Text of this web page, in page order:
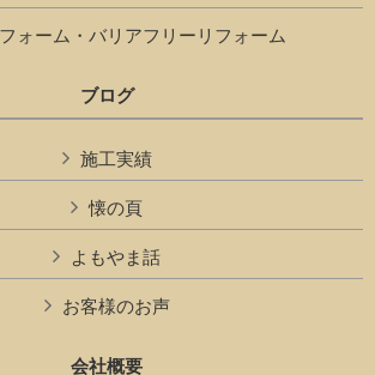
ォーム・バリアフリーリフォーム
ブログ
施工実績
懐の頁
よもやま話
お客様のお声
会社概要